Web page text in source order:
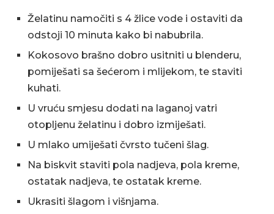
Želatinu namočiti s 4 žlice vode i ostaviti da
odstoji 10 minuta kako bi nabubrila.
Kokosovo brašno dobro usitniti u blenderu,
pomiješati sa šećerom i mlijekom, te staviti
kuhati.
U vruću smjesu dodati na laganoj vatri
otopljenu želatinu i dobro izmiješati.
U mlako umiješati čvrsto tučeni šlag.
Na biskvit staviti pola nadjeva, pola kreme,
ostatak nadjeva, te ostatak kreme.
Ukrasiti šlagom i višnjama.